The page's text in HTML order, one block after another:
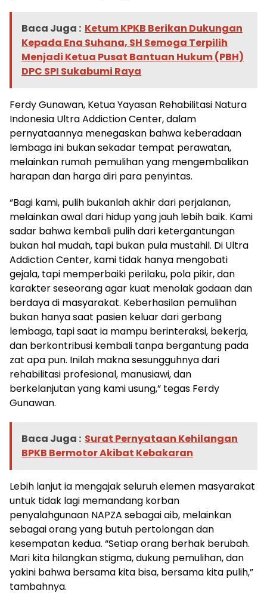
Baca Juga : Ketum KPKB Berikan Dukungan
Kepada Ena Suhana, SH Semoga Terpilih
Menjadi Ketua Pusat Bantuan Hukum (PBH)
DPC SPI Sukabumi Raya
Ferdy Gunawan, Ketua Yayasan Rehabilitasi Natura
Indonesia Ultra Addiction Center, dalam
pernyataannya menegaskan bahwa keberadaan
lembaga ini bukan sekadar tempat perawatan,
melainkan rumah pemulihan yang mengembalikan
harapan dan harga diri para penyintas.
“Bagi kami, pulih bukanlah akhir dari perjalanan,
melainkan awal dari hidup yang jauh lebih baik. Kami
sadar bahwa kembali pulih dari ketergantungan
bukan hal mudah, tapi bukan pula mustahil. Di Ultra
Addiction Center, kami tidak hanya mengobati
gejala, tapi memperbaiki perilaku, pola pikir, dan
karakter seseorang agar kuat menolak godaan dan
berdaya di masyarakat. Keberhasilan pemulihan
bukan hanya saat pasien keluar dari gerbang
lembaga, tapi saat ia mampu berinteraksi, bekerja,
dan berkontribusi kembali tanpa bergantung pada
zat apa pun. Inilah makna sesungguhnya dari
rehabilitasi profesional, manusiawi, dan
berkelanjutan yang kami usung,” tegas Ferdy
Gunawan.
Baca Juga : Surat Pernyataan Kehilangan
BPKB Bermotor Akibat Kebakaran
Lebih lanjut ia mengajak seluruh elemen masyarakat
untuk tidak lagi memandang korban
penyalahgunaan NAPZA sebagai aib, melainkan
sebagai orang yang butuh pertolongan dan
kesempatan kedua. “Setiap orang berhak berubah.
Mari kita hilangkan stigma, dukung pemulihan, dan
yakini bahwa bersama kita bisa, bersama kita pulih,”
tambahnya.